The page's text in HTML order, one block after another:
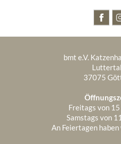
bmt e.V.
37075
Freitags von
Samstags von
An Feiertagen